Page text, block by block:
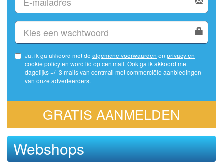
Ja, ik ga akkoord met de algemene voorwaarden en privacy en
cookie policy
dagelijks +/- 3 mails van centmail met commerciële aanbiedingen
van onze adverteerders.
GRATIS AANMELDEN
Webshops